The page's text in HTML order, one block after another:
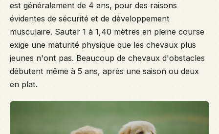
est généralement de 4 ans, pour des raisons
évidentes de sécurité et de développement
musculaire. Sauter 1 à 1,40 mètres en pleine course
exige une maturité physique que les chevaux plus
jeunes n'ont pas. Beaucoup de chevaux d'obstacles
débutent même à 5 ans, après une saison ou deux
en plat.